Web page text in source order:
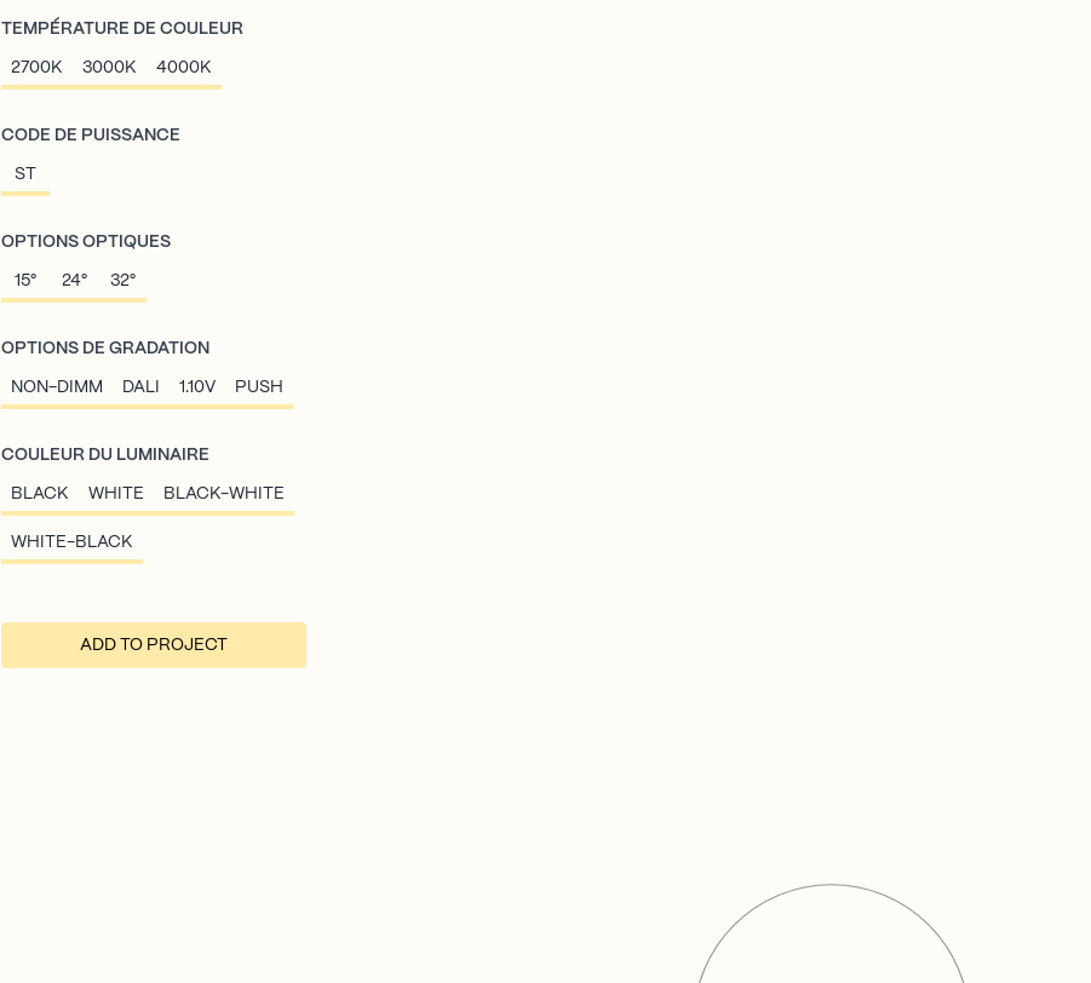
TEMPÉRATURE DE COULEUR
2700K 3000K 4000K
CODE DE PUISSANCE
ST
OPTIONS OPTIQUES
15° 24° 32°
OPTIONS DE GRADATION
NON-DIMM DALI 1.10V PUSH
COULEUR DU LUMINAIRE
BLACK WHITE BLACK-WHITE
WHITE-BLACK
ADD TO PROJECT